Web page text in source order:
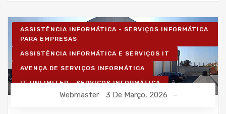
ASSISTÊNCIA INFORMÁTICA - SERVIÇOS INFORMÁTICA
PARA EMPRESAS
ASSISTÊNCIA INFORMÁTICA E SERVIÇOS IT
AVENÇA DE SERVIÇOS INFORMÁTICA
IT UNLIMITED - SERVIÇOS INFORMÁTICA
MANUTENÇÃO INFORMÁTICA EMPRESAS
Webmaster 3 De Março, 2026